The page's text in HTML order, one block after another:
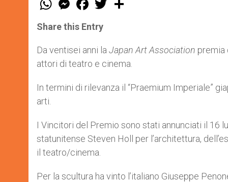
t
s
p
p
e
s
e
g
e
r
a
e
b
o
k
w
Share this Entry
Da ventisei anni la Japan Art Association premia
attori di teatro e cinema.
In termini di rilevanza il “Praemium Imperiale”
arti.
I Vincitori del Premio sono stati annunciati il 16
statunitense Steven Holl per l’architettura,
il teatro/cinema.
Per la scultura ha vinto l’italiano Giuseppe